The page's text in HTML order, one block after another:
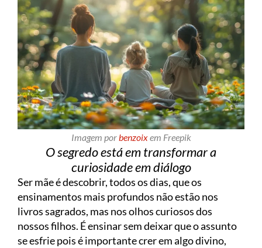
Imagem porbenzoixem Freepik
O segredo está em transformar a
curiosidade em diálogo
Ser mãe é descobrir, todos os dias, que os
ensinamentos mais profundos não estão nos
livros sagrados, mas nos olhos curiosos dos
nossos filhos. É ensinar sem deixar que o assunto
se esfrie pois é importante crer em algo divino,